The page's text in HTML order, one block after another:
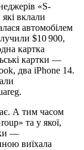
«S-
вклали
автомобілем
$10 900,
картка
картки —
два iPhone 14.
А тим часом
та у якої,
—
виїхала